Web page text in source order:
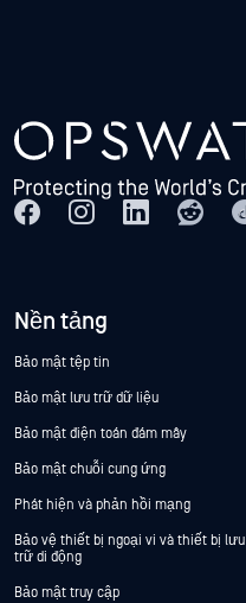
Nền tảng
Bảo mật tệp tin
Bảo mật lưu trữ dữ liệu
Bảo mật điện toán đám mây
Bảo mật chuỗi cung ứng
Phát hiện và phản hồi mạng
Bảo vệ thiết bị ngoại vi và thiết bị lưu
trữ di động
Bảo mật truy cập